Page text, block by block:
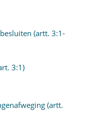
(artt. 3:1-
3:1)
(artt.